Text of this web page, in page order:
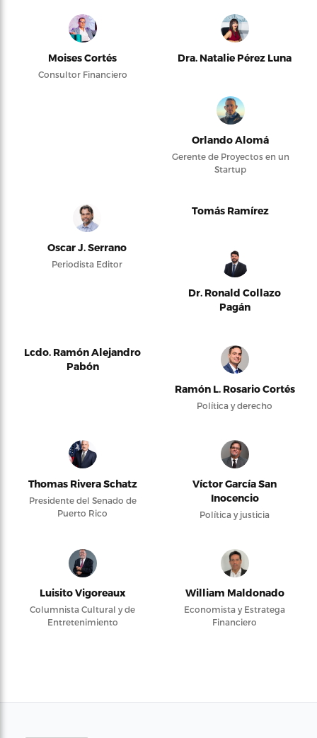
Moises Cortés
Consultor Financiero
Dra. Natalie Pérez Luna
Orlando Alomá
Gerente de Proyectos en un
Startup
Oscar J. Serrano
Periodista Editor
Tomás Ramírez
Dr. Ronald Collazo
Pagán
Lcdo. Ramón Alejandro
Pabón
Ramón L. Rosario Cortés
Política y derecho
Thomas Rivera Schatz
Presidente del Senado de
Puerto Rico
Víctor García San
Inocencio
Política y justicia
Luisito Vigoreaux
Columnista Cultural y de
Entretenimiento
William Maldonado
Economista y Estratega
Financiero